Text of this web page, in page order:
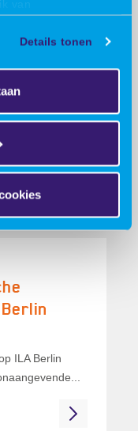
van
Details tonen
und
die in...
ILA Berlin